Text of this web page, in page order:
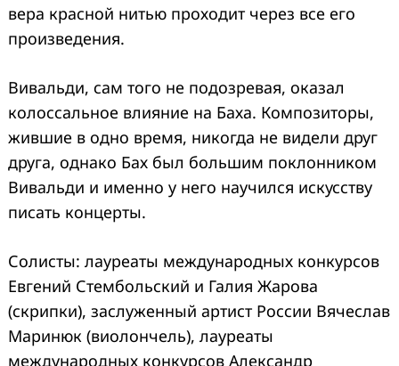
вера красной нитью проходит через все его
произведения.
Вивальди, сам того не подозревая, оказал
колоссальное влияние на Баха. Композиторы,
жившие в одно время, никогда не видели друг
друга, однако Бах был большим поклонником
Вивальди и именно у него научился искусству
писать концерты.
Солисты: лауреаты международных конкурсов
Евгений Стембольский и Галия Жарова
(скрипки), заслуженный артист России Вячеслав
Маринюк (виолончель), лауреаты
международных конкурсов Александр